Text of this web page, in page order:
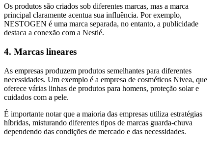
Os produtos são criados sob diferentes marcas, mas a marca
principal claramente acentua sua influência. Por exemplo,
NESTOGEN é uma marca separada, no entanto, a publicidade
destaca a conexão com a Nestlé.
4. Marcas lineares
As empresas produzem produtos semelhantes para diferentes
necessidades. Um exemplo é a empresa de cosméticos Nivea, que
oferece várias linhas de produtos para homens, proteção solar e
cuidados com a pele.
É importante notar que a maioria das empresas utiliza estratégias
híbridas, misturando diferentes tipos de marcas guarda-chuva
dependendo das condições de mercado e das necessidades.